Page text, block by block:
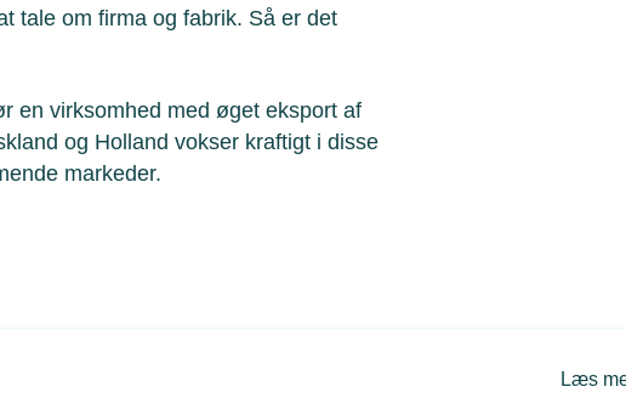
tale om firma og fabrik. Så er det
en virksomhed med øget eksport af
og Holland vokser kraftigt i disse
markeder.
Læs